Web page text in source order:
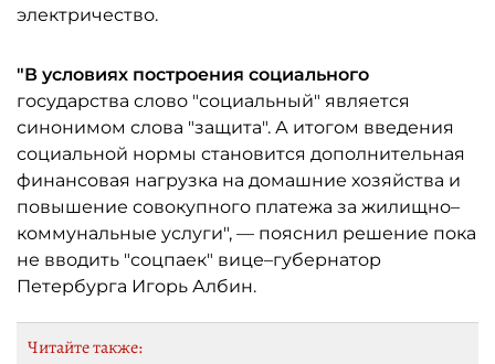
электричество.
"В условиях построения социального
государства слово "социальный" является
синонимом слова "защита". А итогом введения
социальной нормы становится дополнительная
финансовая нагрузка на домашние хозяйства и
повышение совокупного платежа за жилищно–
коммунальные услуги", — пояснил решение пока
не вводить "соцпаек" вице–губернатор
Петербурга Игорь Албин.
Читайте также: